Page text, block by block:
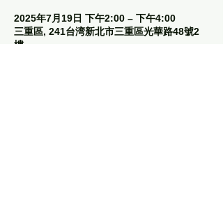
2025年7月19日 下午2:00 – 下午4:00
三重區, 241台湾新北市三重區光華路48號2
樓